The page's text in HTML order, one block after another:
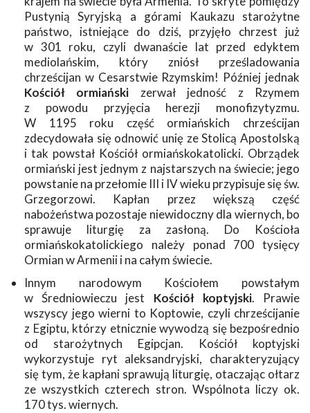
Pustynią Syryjską a górami Kaukazu starożytne
państwo, istniejące do dziś, przyjęło chrzest już
w 301 roku, czyli dwanaście lat przed edyktem
mediolańskim, który zniósł prześladowania
chrześcijan w Cesarstwie Rzymskim! Później jednak
Kościół ormiański zerwał jedność z Rzymem
z powodu przyjęcia herezji monofizytyzmu.
W 1195 roku część ormiańskich chrześcijan
zdecydowała się odnowić unię ze Stolicą Apostolską
i tak powstał Kościół ormiańskokatolicki. Obrządek
ormiański jest jednym z najstarszych na świecie; jego
powstanie na przełomie III i IV wieku przypisuje się św.
Grzegorzowi. Kapłan przez większą część
nabożeństwa pozostaje niewidoczny dla wiernych, bo
sprawuje liturgię za zasłoną. Do Kościoła
ormiańskokatolickiego należy ponad 700 tysięcy
Ormian w Armenii i na całym świecie.
Innym narodowym Kościołem powstałym
w Średniowieczu jest Kościół koptyjski. Prawie
wszyscy jego wierni to Koptowie, czyli chrześcijanie
z Egiptu, którzy etnicznie wywodzą się bezpośrednio
od starożytnych Egipcjan. Kościół koptyjski
wykorzystuje ryt aleksandryjski, charakteryzujący
się tym, że kapłani sprawują liturgię, otaczając ołtarz
ze wszystkich czterech stron. Wspólnota liczy ok.
170 tys. wiernych.